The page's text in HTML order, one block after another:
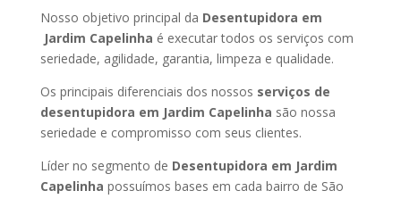
Nosso objetivo principal da Desentupidora em
Jardim Capelinha é executar todos os serviços com
seriedade, agilidade, garantia, limpeza e qualidade.
Os principais diferenciais dos nossos serviços de
desentupidora em Jardim Capelinha são nossa
seriedade e compromisso com seus clientes.
Líder no segmento de Desentupidora em Jardim
Capelinha possuímos bases em cada bairro de São